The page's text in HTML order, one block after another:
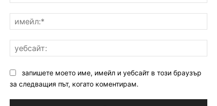
запишете моето име, имейл и уебсайт в този браузър
за следващия път, когато коментирам.